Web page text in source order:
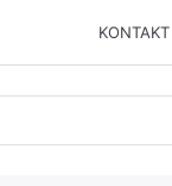
KONTAKT
Stisknutím